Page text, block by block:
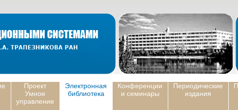
Проект
Умное
управление
Электронная
библиотека
Конференции
и семинары
Периодические
издания